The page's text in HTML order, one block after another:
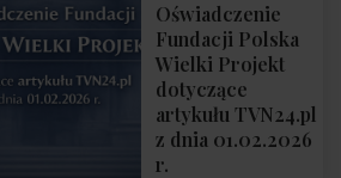
Oświadczenie
Fundacji Polska
Wielki Projekt
dotyczące
artykułu TVN24.pl
z dnia 01.02.2026
r.